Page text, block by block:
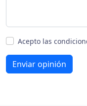
Acepto las
Enviar opinión